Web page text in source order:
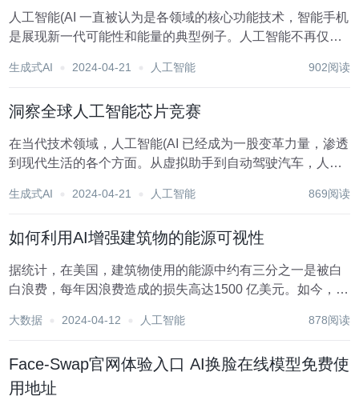
人工智能(AI 一直被认为是各领域的核心功能技术，智能手机
是展现新一代可能性和能量的典型例子。人工智能不再仅仅
表现得更好的问题。本文将讨论智能手机的人工智能，以及
生成式AI 2024-04-21 人工智能 902阅读
洞察全球人工智能芯片竞赛
在当代技术领域，人工智能(AI 已经成为一股变革力量，渗透
到现代生活的各个方面。从虚拟助手到自动驾驶汽车，人工
能技术进步的关键组件之一是人工智能芯片的开发，也被称
生成式AI 2024-04-21 人工智能 869阅读
如何利用AI增强建筑物的能源可视性
据统计，在美国，建筑物使用的能源中约有三分之一是被白
白浪费，每年因浪费造成的损失高达1500 亿美元。如今，越
一项可用资产，以帮助控制这一成本。众所周知，现在人工
大数据 2024-04-12 人工智能 878阅读
Face-Swap官网体验入口 AI换脸在线模型免费使
用地址